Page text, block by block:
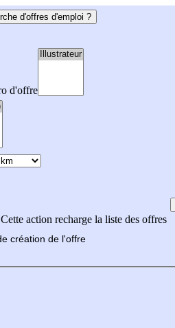
d'offres d'emploi ?
d'offre
Cette action recharge la liste des offres
création de l'offre